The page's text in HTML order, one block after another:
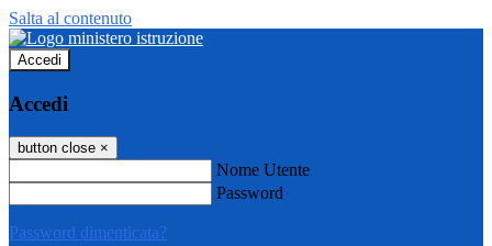
Salta al contenuto
Accedi
Accedi
button close ×
Nome Utente
Password
Password dimenticata?